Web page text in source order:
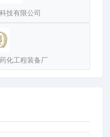
技有限公司
化工程装备厂